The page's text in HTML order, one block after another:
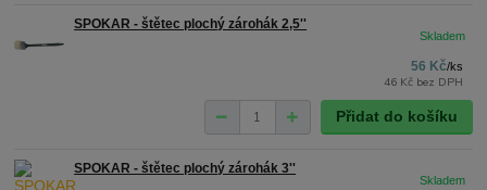
SPOKAR - štětec plochý zárohák 2,5''
56 Kč/ks
46 Kč bez DPH
Přidat do košíku
SPOKAR - štětec plochý zárohák 3''